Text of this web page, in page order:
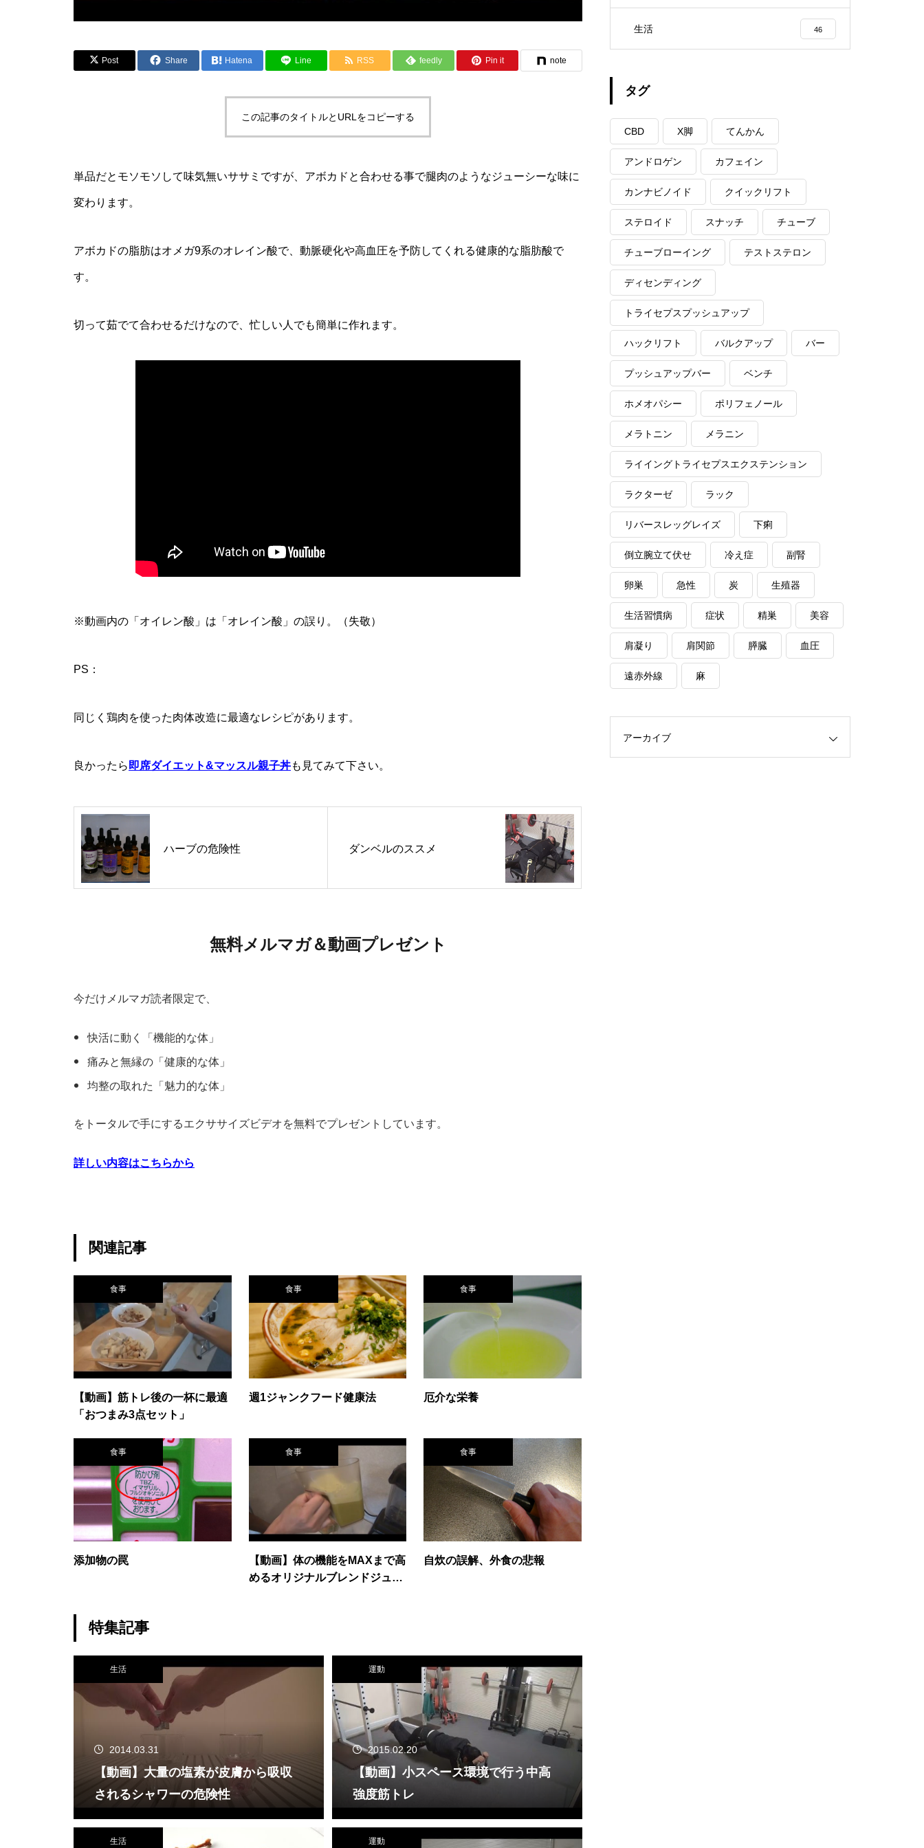
Post Share Hatena Line RSS feedly Pin it note
この記事のタイトルとURLをコピーする
単品だとモソモソして味気無いササミですが、アボカドと合わせる事で腿肉のようなジューシーな味に
変わります。
アボカドの脂肪はオメガ9系のオレイン酸で、動脈硬化や高血圧を予防してくれる健康的な脂肪酸で
す。
切って茹でて合わせるだけなので、忙しい人でも簡単に作れます。
※動画内の「オイレン酸」は「オレイン酸」の誤り。（失敬）
PS：
同じく鶏肉を使った肉体改造に最適なレシピがあります。
良かったら 即席ダイエット&マッスル親子丼も見てみて下さい。
ハーブの危険性 ダンベルのススメ
無料メルマガ＆動画プレゼント
今だけメルマガ読者限定で、
快活に動く「機能的な体」
痛みと無縁の「健康的な体」
均整の取れた「魅力的な体」
をトータルで手にするエクササイズビデオを無料でプレゼントしています。
詳しい内容はこちらから
関連記事
食事
【動画】筋トレ後の一杯に最適
「おつまみ3点セット」
食事
週1ジャンクフード健康法
食事
厄介な栄養
食事
添加物の罠
食事
【動画】体の機能をMAXまで高
めるオリジナルブレンドジュー
食事
自炊の誤解、外食の悲報
特集記事
生活
2014.03.31
【動画】大量の塩素が皮膚から吸収
されるシャワーの危険性
運動
2015.02.20
【動画】小スペース環境で行う中高
強度筋トレ
生活 運動
生活 46
タグ
CBD X脚 てんかん
アンドロゲン カフェイン
カンナビノイド クイックリフト
ステロイド スナッチ チューブ
チューブローイング テストステロン
ディセンディング
トライセプスプッシュアップ
ハックリフト バルクアップ バー
プッシュアップバー ベンチ
ホメオパシー ポリフェノール
メラトニン メラニン
ライイングトライセプスエクステンション
ラクターゼ ラック
リバースレッグレイズ 下痢
倒立腕立て伏せ 冷え症 副腎
卵巣 急性 炭 生殖器
生活習慣病 症状 精巣 美容
肩凝り 肩関節 膵臓 血圧
遠赤外線 麻
アーカイブ